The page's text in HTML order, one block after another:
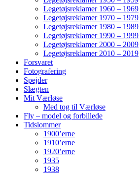
Legetøjsreklamer 1960 – 1969
Legetøjsreklamer 1970 – 1979
Legetøjsreklamer 1980 – 1989
Legetøjsreklamer 1990 – 1999
Legetøjsreklamer 2000 – 2009
Legetøjsreklamer 2010 – 2019
Forsvaret
Fotografering
Spejder
Slægten
Mit Værløse
Med tog til Værløse
Fly – model og forbillede
Tidslommer
1900’erne
1910’erne
1920’erne
1935
1938